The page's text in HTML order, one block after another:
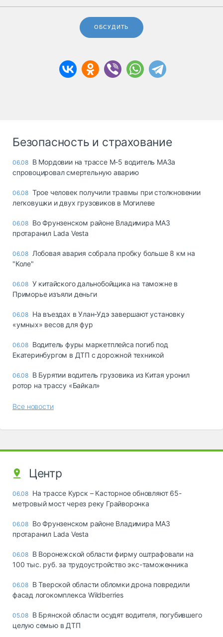
ОБСУДИТЬ
Безопасность и страхование
06.08 В Мордовии на трассе М-5 водитель МАЗа
спровоцировал смертельную аварию
06.08 Трое человек получили травмы при столкновении
легковушки и двух грузовиков в Могилеве
06.08 Во Фрунзенском районе Владимира МАЗ
протаранил Lada Vesta
06.08 Лобовая авария собрала пробку больше 8 км на
"Коле"
06.08 У китайского дальнобойщика на таможне в
Приморье изъяли деньги
06.08 Ha въeздax в Улaн-Удэ зaвepшaют ycтaнoвкy
«yмныx» вecoв для фyp
06.08 Водитель фуры маркетплейса погиб под
Екатеринбургом в ДТП с дорожной техникой
06.08 В Бурятии водитель грузовика из Китая уронил
ротор на трассу «Байкал»
Все новости
Центр
06.08 На трассе Курск – Касторное обновляют 65-
метровый мост через реку Грайворонка
06.08 Во Фрунзенском районе Владимира МАЗ
протаранил Lada Vesta
06.08 В Воронежской области фирму оштрафовали на
100 тыс. руб. за трудоустройство экс-таможенника
06.08 В Тверской области обломки дрона повредили
фасад логокомплекса Wildberries
05.08 В Брянской области осудят водителя, погубившего
целую семью в ДТП